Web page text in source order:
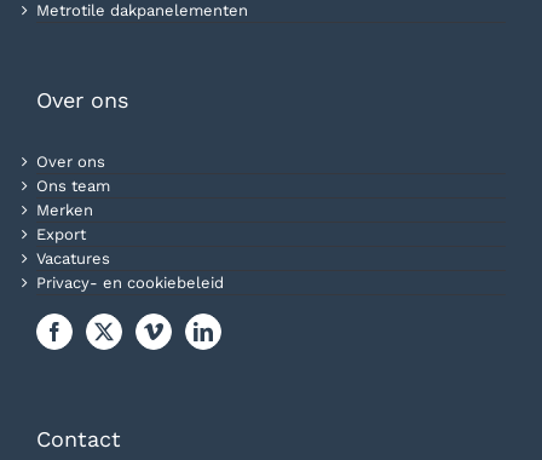
Metrotile dakpanelementen
Over ons
Over ons
Ons team
Merken
Export
Vacatures
Privacy- en cookiebeleid
Contact